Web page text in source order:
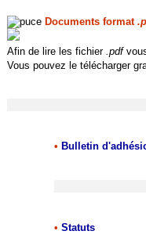
Documents format
Afin de lire les fichier .pdf
Vous pouvez le télécharger
• Bulletin
• Statuts